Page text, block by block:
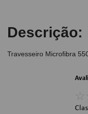
Descrição:
Travesseiro Microfibra
☆